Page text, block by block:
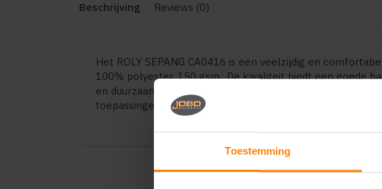
Toestemming
Beschrijving Reviews (0)
Het ROLY SEPANG CA0416 is een veelzijdig en
100% polyester, 150 gsm.. De kwaliteit biedt een goede
en duurzaamheid. Geschikt voor dagelijks gebruik,
toepassingen. Verkrijgbaar in diverse varianten en maten.